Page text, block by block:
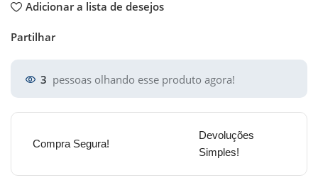
Adicionar a lista de desejos
Partilhar
3 pessoas olhando esse produto agora!
Compra Segura!
Devoluções
Simples!